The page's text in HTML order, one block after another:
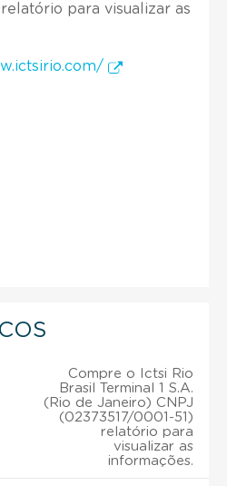
para visualizar as
Compre o Ictsi Rio
Brasil Terminal 1 S.A.
(Rio de Janeiro) CNPJ
(02373517/0001-51)
relatório para
visualizar as
informações.